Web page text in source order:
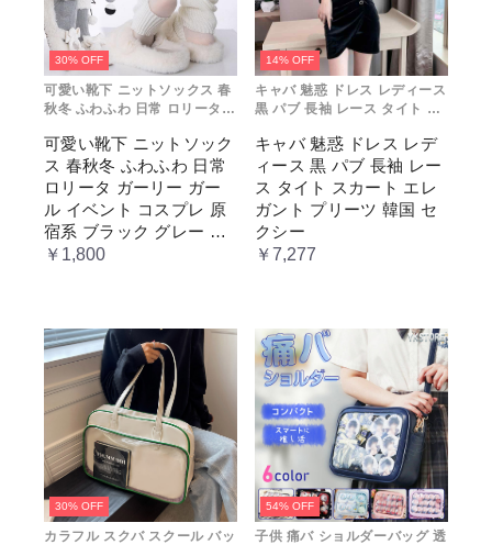
30% OFF
可愛い靴下 ニットソックス 春
秋冬 ふわふわ 日常 ロリータ
プレ 原宿系 ブラック グレー
ベージュ cm067t2t2x1 ホワ
イト
可愛い靴下 ニットソック
ス 春秋冬 ふわふわ 日常
ロリータ ガーリー ガー
ル イベント コスプレ 原
宿系 ブラック グレー ベ
ージュ cm067t2t2x1 ホワ
￥1,800
14% OFF
キャバ 魅惑 ドレス レディース
黒 パブ 長袖 レース タイト ス
国 セクシー
キャバ 魅惑 ドレス レデ
ィース 黒 パブ 長袖 レー
ス タイト スカート エレ
ガント プリーツ 韓国 セ
クシー
￥7,277
30% OFF
カラフル スクバ スクール バッ
54% OFF
子供 痛バ ショルダーバッグ 透